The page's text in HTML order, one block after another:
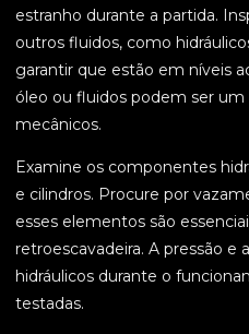
estranho durante a partida.
outros fluidos, como
garantir que estão em níveis
óleo ou fluidos podem ser
mecânicos.
Examine os componentes
e cilindros. Procure por
esses elementos são
retroescavadeira. A pressão e
hidráulicos durante o
testadas.